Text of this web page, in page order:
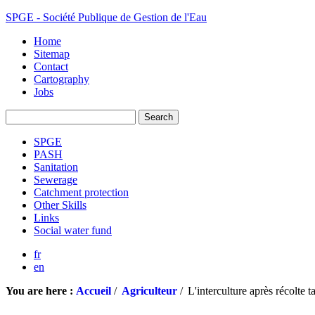
SPGE - Société Publique de Gestion de l'Eau
Home
Sitemap
Contact
Cartography
Jobs
SPGE
PASH
Sanitation
Sewerage
Catchment protection
Other Skills
Links
Social water fund
fr
en
You are here : Accueil / Agriculteur / L'interculture après récolte